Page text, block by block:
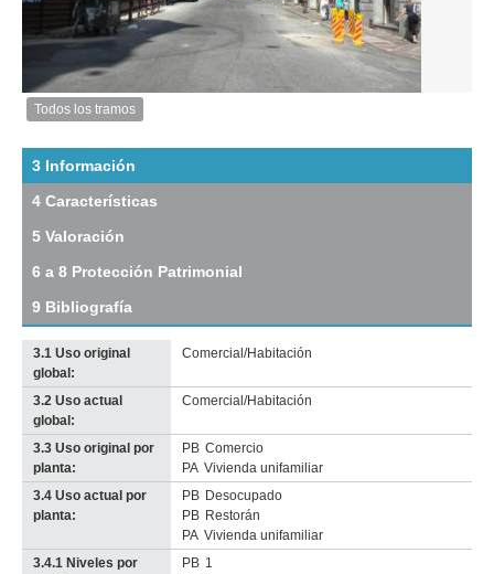
Imagen
tramo:
25
de
(VM
Descargar
tamaño
original
Todos los tramos
3 Información
4 Características
5 Valoración
6 a 8 Protección Patrimonial
9 Bibliografía
3.1 Uso original
global:
Comercial/Habitación
3.2 Uso actual
global:
Comercial/Habitación
3.3 Uso original por
planta:
PB Comercio
PA Vivienda unifamiliar
3.4 Uso actual por
planta:
PB Desocupado
PB Restorán
PA Vivienda unifamiliar
3.4.1 Niveles por
PB 1